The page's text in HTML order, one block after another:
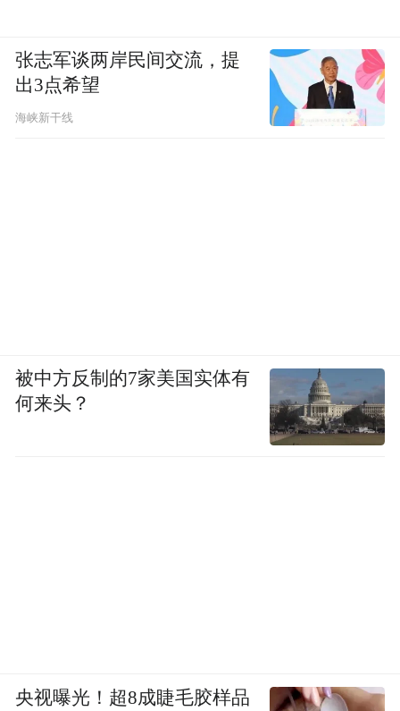
张志军谈两岸民间交流，提
出3点希望
海峡新干线
被中方反制的7家美国实体有
何来头？
央视曝光！超8成睫毛胶样品